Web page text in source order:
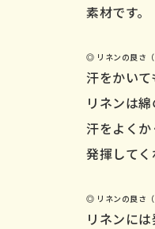
素材です。
◎ リネンの良さ
汗をかいて
リネンは
汗をよく
発揮してく
◎ リネンの良さ
リネンに